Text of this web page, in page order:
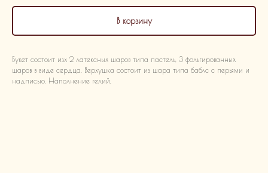
В корзину
Букет состоит изх 2 латексных шаров типа пастель, 3 фольгированных
шаров в виде сердца. Верхушка состоит из шара типа баблс с перьями и
надписью. Наполнение гелий.